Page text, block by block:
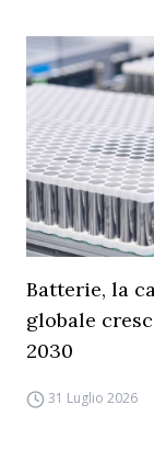
Batterie, la
globale
2030
31 Luglio 2026